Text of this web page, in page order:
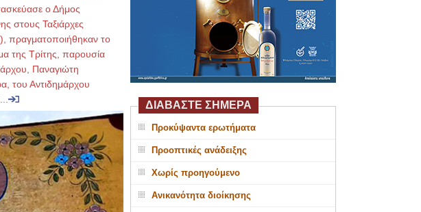
ο Δήμος
στους Ταξιάρχες
πραγματοποιήθηκαν το
της Τρίτης, παρουσία
Παναγιώτη
του Αντιδημάρχου
ΔΙΑΒΑΣΤΕ ΣΗΜΕΡΑ
Προκύψαντα ερωτήματα
Προοπτικές ανάδειξης
Χωρίς προηγούμενο
Ανικανότητα διοίκησης